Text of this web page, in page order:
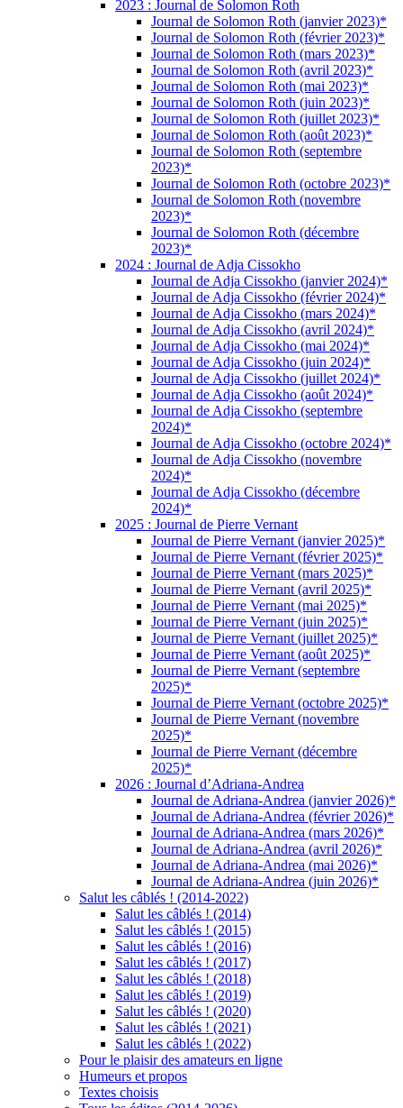
2023 : Journal de Solomon Roth
Journal de Solomon Roth (janvier 2023)*
Journal de Solomon Roth (février 2023)*
Journal de Solomon Roth (mars 2023)*
Journal de Solomon Roth (avril 2023)*
Journal de Solomon Roth (mai 2023)*
Journal de Solomon Roth (juin 2023)*
Journal de Solomon Roth (juillet 2023)*
Journal de Solomon Roth (août 2023)*
Journal de Solomon Roth (septembre
2023)*
Journal de Solomon Roth (octobre 2023)*
Journal de Solomon Roth (novembre
2023)*
Journal de Solomon Roth (décembre
2023)*
2024 : Journal de Adja Cissokho
Journal de Adja Cissokho (janvier 2024)*
Journal de Adja Cissokho (février 2024)*
Journal de Adja Cissokho (mars 2024)*
Journal de Adja Cissokho (avril 2024)*
Journal de Adja Cissokho (mai 2024)*
Journal de Adja Cissokho (juin 2024)*
Journal de Adja Cissokho (juillet 2024)*
Journal de Adja Cissokho (août 2024)*
Journal de Adja Cissokho (septembre
2024)*
Journal de Adja Cissokho (octobre 2024)*
Journal de Adja Cissokho (novembre
2024)*
Journal de Adja Cissokho (décembre
2024)*
2025 : Journal de Pierre Vernant
Journal de Pierre Vernant (janvier 2025)*
Journal de Pierre Vernant (février 2025)*
Journal de Pierre Vernant (mars 2025)*
Journal de Pierre Vernant (avril 2025)*
Journal de Pierre Vernant (mai 2025)*
Journal de Pierre Vernant (juin 2025)*
Journal de Pierre Vernant (juillet 2025)*
Journal de Pierre Vernant (août 2025)*
Journal de Pierre Vernant (septembre
2025)*
Journal de Pierre Vernant (octobre 2025)*
Journal de Pierre Vernant (novembre
2025)*
Journal de Pierre Vernant (décembre
2025)*
2026 : Journal d’Adriana-Andrea
Journal de Adriana-Andrea (janvier 2026)*
Journal de Adriana-Andrea (février 2026)*
Journal de Adriana-Andrea (mars 2026)*
Journal de Adriana-Andrea (avril 2026)*
Journal de Adriana-Andrea (mai 2026)*
Journal de Adriana-Andrea (juin 2026)*
Salut les câblés ! (2014-2022)
Salut les câblés ! (2014)
Salut les câblés ! (2015)
Salut les câblés ! (2016)
Salut les câblés ! (2017)
Salut les câblés ! (2018)
Salut les câblés ! (2019)
Salut les câblés ! (2020)
Salut les câblés ! (2021)
Salut les câblés ! (2022)
Pour le plaisir des amateurs en ligne
Humeurs et propos
Textes choisis